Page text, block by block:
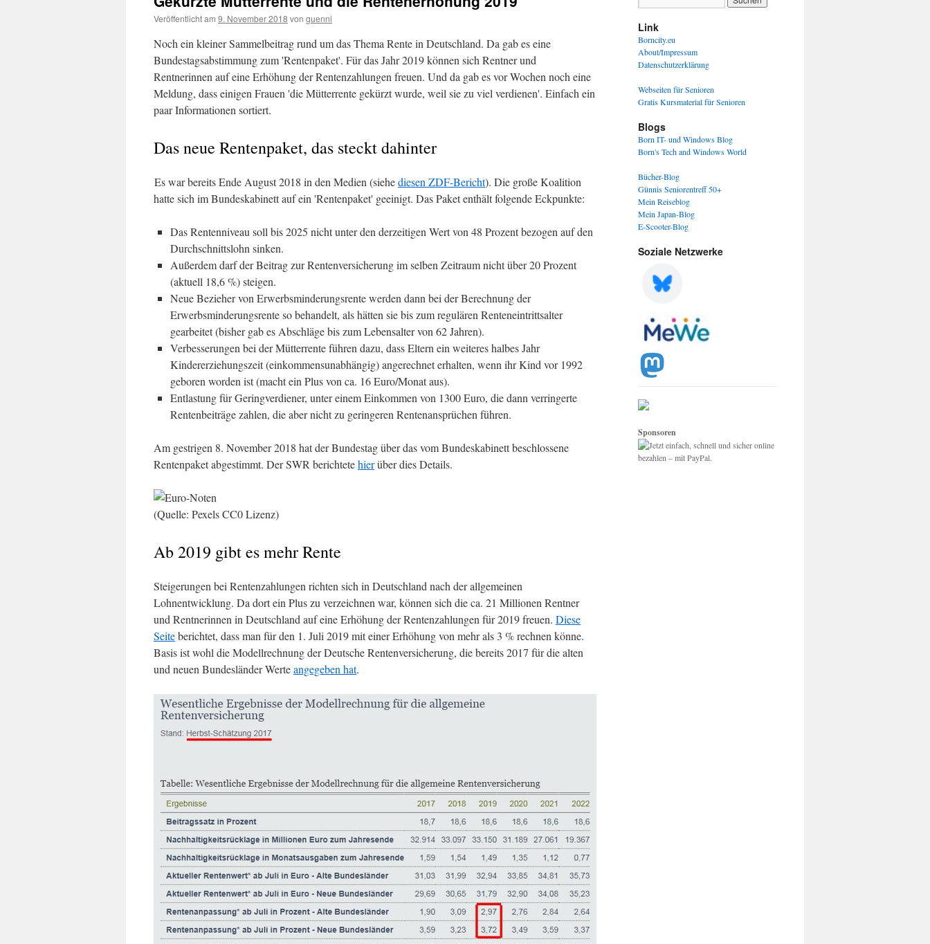
Veröffentlicht am 9. November 2018 von guenni
Noch ein kleiner Sammelbeitrag rund um das Thema Rente in Deutschland. Da gab es eine
Bundestagsabstimmung zum 'Rentenpaket'. Für das Jahr 2019 können sich Rentner und
Rentnerinnen auf eine Erhöhung der Rentenzahlungen freuen. Und da gab es vor Wochen noch eine
Meldung, dass einigen Frauen 'die Mütterrente gekürzt wurde, weil sie zu viel verdienen'. Einfach ein
paar Informationen sortiert.
Das neue Rentenpaket, das steckt dahinter
Es war bereits Ende August 2018 in den Medien (siehediesen ZDF-Bericht). Die große Koalition
hatte sich im Bundeskabinett auf ein 'Rentenpaket' geeinigt. Das Paket enthält folgende Eckpunkte:
Das Rentenniveau soll bis 2025 nicht unter den derzeitigen Wert von 48 Prozent bezogen auf den
Durchschnittslohn sinken.
Außerdem darf der Beitrag zur Rentenversicherung im selben Zeitraum nicht über 20 Prozent
(aktuell 18,6 %) steigen.
Neue Bezieher von Erwerbsminderungsrente werden dann bei der Berechnung der
Erwerbsminderungsrente so behandelt, als hätten sie bis zum regulären Renteneintrittsalter
gearbeitet (bisher gab es Abschläge bis zum Lebensalter von 62 Jahren).
Verbesserungen bei der Mütterrente führen dazu, dass Eltern ein weiteres halbes Jahr
Kindererziehungszeit (einkommensunabhängig) angerechnet erhalten, wenn ihr Kind vor 1992
geboren worden ist (macht ein Plus von ca. 16 Euro/Monat aus).
Entlastung für Geringverdiener, unter einem Einkommen von 1300 Euro, die dann verringerte
Rentenbeiträge zahlen, die aber nicht zu geringeren Rentenansprüchen führen.
Am gestrigen 8. November 2018 hat der Bundestag über das vom Bundeskabinett beschlossene
Rentenpaket abgestimmt. Der SWR berichtetehierüber dies Details.
(Quelle: Pexels CC0 Lizenz)
Ab 2019 gibt es mehr Rente
Steigerungen bei Rentenzahlungen richten sich in Deutschland nach der allgemeinen
Lohnentwicklung. Da dort ein Plus zu verzeichnen war, können sich die ca. 21 Millionen Rentner
und Rentnerinnen in Deutschland auf eine Erhöhung der Rentenzahlungen für 2019 freuen. Diese
Seiteberichtet, dass man für den 1. Juli 2019 mit einer Erhöhung von mehr als 3 % rechnen könne.
Basis ist wohl die Modellrechnung der Deutsche Rentenversicherung, die bereits 2017 für die alten
und neuen Bundesländer Werteangegeben hat.
Link
Borncity.eu
About/Impressum
Datenschutzerklärung
Webseiten für Senioren
Gratis Kursmaterial für Senioren
Blogs
Born IT- und Windows Blog
Born's Tech and Windows World
Bücher-Blog
Günnis Seniorentreff 50+
Mein Reiseblog
Mein Japan-Blog
E-Scooter-Blog
Soziale Netzwerke
Sponsoren